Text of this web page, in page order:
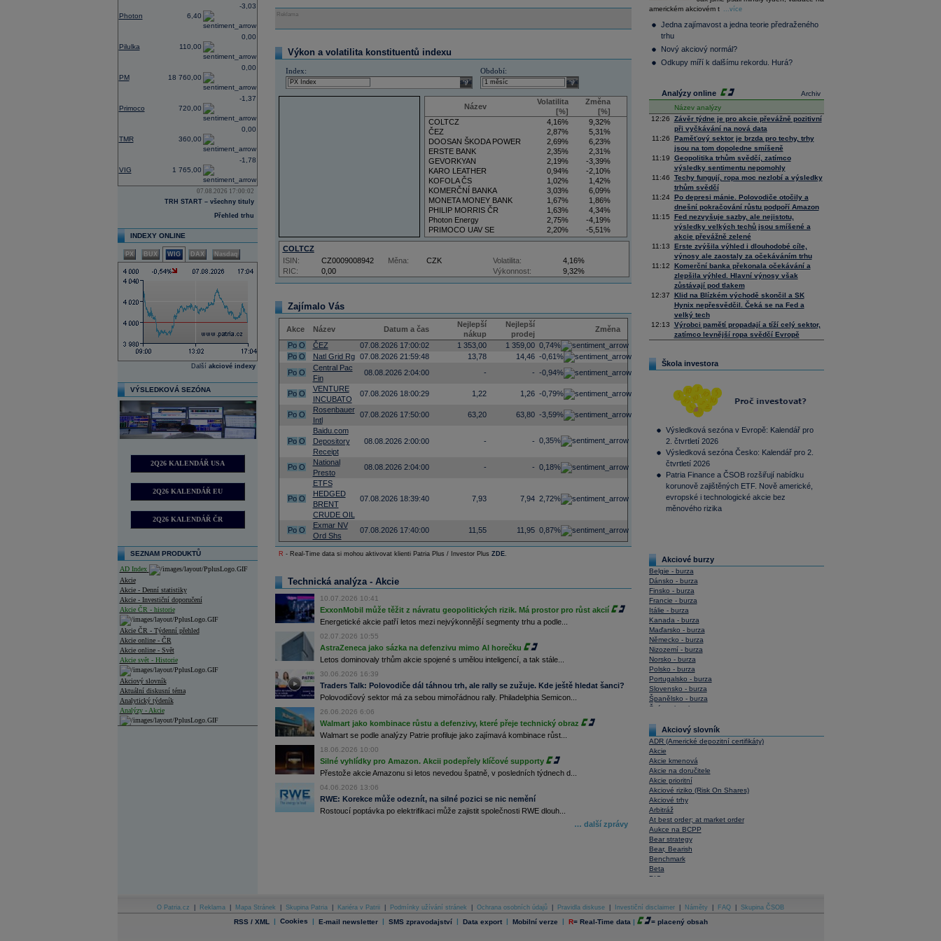
Photon 6,40
-3,03
Pilulka 110,00
0,00
PM 18 760,00
0,00
Primoco 720,00
-1,37
TMR 360,00
0,00
VIG 1 765,00
-1,78
07.08.2026 17:00:02
TRH START – všechny tituly
Přehled trhu
INDEXY ONLINE
PX BUX WIG DAX Nasdaq
Další akciové indexy
VÝSLEDKOVÁ SEZÓNA
2Q26 KALENDÁŘ USA
2Q26 KALENDÁŘ EU
2Q26 KALENDÁŘ ČR
SEZNAM PRODUKTŮ
AD Index
Akcie
Akcie - Denní statistiky
Akcie - Investiční doporučení
Akcie ČR - historie
Akcie ČR - Týdenní přehled
Akcie online - ČR
Akcie online - Svět
Akcie svět - Historie
Akciový slovník
Aktuální diskusní téma
Analytický týdeník
Analýzy - Akcie
Archiv - Měnová politika
Reklama
Výkon a volatilita konstituentů indexu
Index:
select
Období:
select
Název
Volatilita
[%]
Změna
[%]
COLTCZ
4,16%
9,32%
ČEZ
2,87%
5,31%
DOOSAN ŠKODA POWER
2,69%
6,23%
ERSTE BANK
2,35%
2,31%
GEVORKYAN
2,19%
-3,39%
KARO LEATHER
0,94%
-2,10%
KOFOLA ČS
1,02%
1,42%
KOMERČNÍ BANKA
3,03%
6,09%
MONETA MONEY BANK
1,67%
1,86%
PHILIP MORRIS ČR
1,63%
4,34%
Photon Energy
2,75%
-4,19%
PRIMOCO UAV SE
2,20%
-5,51%
VIG
4,34%
9,22%
COLTCZ
RIC: 0,00
ISIN: CZ0009008942 Měna: CZK Volatilita:
4,16%
Výkonnost:
9,32%
Zajímalo Vás
Akce Název Datum a čas
Nejlepší
nákup
Nejlepší
prodej
Změna
Po O ČEZ 07.08.2026 17:00:02 1 353,00 1 359,00 0,74%
Po O Natl Grid Rg 07.08.2026 21:59:48 13,78 14,46 -0,61%
Po O
Central Pac
Fin
08.08.2026 2:04:00 - - -0,94%
Po O
VENTURE
INCUBATO
07.08.2026 18:00:29 1,22 1,26 -0,79%
Po O
Rosenbauer
Intl
07.08.2026 17:50:00 63,20 63,80 -3,59%
Po O
Baidu.com
Depository
Receipt
08.08.2026 2:00:00 - - 0,35%
Po O
National
Presto
08.08.2026 2:04:00 - - 0,18%
Po O
ETFS
HEDGED
BRENT
CRUDE OIL
07.08.2026 18:39:40 7,93 7,94 2,72%
Po O
Exmar NV
Ord Shs
07.08.2026 17:40:00 11,55 11,95 0,87%
R - Real-Time data si mohou aktivovat klienti Patria Plus / Investor Plus ZDE.
Technická analýza - Akcie
10.07.2026 10:41
ExxonMobil může těžit z návratu geopolitických rizik. Má prostor pro růst akcií
Energetické akcie patří letos mezi nejvýkonnější segmenty trhu a podle...
02.07.2026 10:55
AstraZeneca jako sázka na defenzivu mimo AI horečku
Letos dominovaly trhům akcie spojené s umělou inteligencí, a tak stále...
30.06.2026 16:39
Traders Talk: Polovodiče dál táhnou trh, ale rally se zužuje. Kde ještě hledat šanci?
Polovodičový sektor má za sebou mimořádnou rally. Philadelphia Semicon...
26.06.2026 6:06
Walmart jako kombinace růstu a defenzivy, které přeje technický obraz
Walmart se podle analýzy Patrie profiluje jako zajímavá kombinace růst...
18.06.2026 10:00
Silné vyhlídky pro Amazon. Akcii podepřely klíčové supporty
Přestože akcie Amazonu si letos nevedou špatně, v posledních týdnech d...
04.06.2026 13:06
RWE: Korekce může odeznít, na silné pozici se nic nemění
Rostoucí poptávka po elektrifikaci může zajistit společnosti RWE dlouh...
… další zprávy
Composite
36 376,54 0,66
Tecdax
Performance
index
4 068,78
americkém akciovém t
...více
Jedna zajímavost a jedna teorie předraženého
trhu
Nový akciový normál?
Odkupy míří k dalšímu rekordu. Hurá?
Archiv
Analýzy online
Název analýzy
12:26
Závěr týdne je pro akcie převážně pozitivní
při vyčkávání na nová data
11:26
Paměťový sektor je brzda pro techy, trhy
jsou na tom dopoledne smíšeně
11:19
Geopolitika trhům svědčí, zatímco
výsledky sentimentu nepomohly
11:46
Techy fungují, ropa moc nezlobí a výsledky
trhům svědčí
11:24
Po depresi mánie. Polovodiče otočily a
dnešní pokračování růstu podpoří Amazon
11:15
Fed nezvyšuje sazby, ale nejistotu,
výsledky velkých techů jsou smíšené a
akcie převážně zelené
11:13
Erste zvýšila výhled i dlouhodobé cíle,
výnosy ale zaostaly za očekáváním trhu
11:12
Komerční banka překonala očekávání a
zlepšila výhled. Hlavní výnosy však
zůstávají pod tlakem
12:37
Klid na Blízkém východě skončil a SK
Hynix nepřesvědčil. Čeká se na Fed a
velký tech
12:13
Výrobci pamětí propadají a tíží celý sektor,
zatímco levnější ropa svědčí Evropě
Škola investora
Výsledková sezóna v Evropě: Kalendář pro
2. čtvrtletí 2026
Výsledková sezóna Česko: Kalendář pro 2.
čtvrtletí 2026
Patria Finance a ČSOB rozšiřují nabídku
korunově zajištěných ETF. Nově americké,
evropské i technologické akcie bez
měnového rizika
Akciové burzy
Belgie - burza
Dánsko - burza
Finsko - burza
Francie - burza
Itálie - burza
Kanada - burza
Maďarsko - burza
Německo - burza
Nizozemí - burza
Norsko - burza
Polsko - burza
Portugalsko - burza
Slovensko - burza
Španělsko - burza
Švýcarsko - burza
Akciový slovník
ADR (Americké depozitní certifikáty)
Akcie
Akcie kmenová
Akcie na doručitele
Akcie prioritní
Akciové riziko (Risk On Shares)
Akciové trhy
Arbitráž
At best order; at market order
Aukce na BCPP
Bear strategy
Bear, Bearish
Benchmark
Beta
BIC
Bonita
Book To Bill Ratio
Book Value
O Patria.cz Reklama Mapa Stránek Skupina Patria Kariéra v Patrii Podmínky užívání stránek Ochrana osobních údajů Pravidla diskuse Investiční disclaimer Náměty FAQ Skupina ČSOB
RSS / XML | Cookies | E-mail newsletter | SMS zpravodajství | Data export | Mobilní verze | R= Real-Time data | = placený obsah